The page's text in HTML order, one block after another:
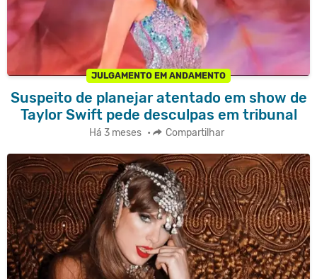
JULGAMENTO EM ANDAMENTO
Suspeito de planejar atentado em show de
Taylor Swift pede desculpas em tribunal
Há 3 meses • Compartilhar